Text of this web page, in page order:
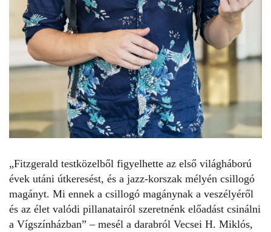
„Fitzgerald testközelből figyelhette az első világháború
évek utáni útkeresést, és a jazz-korszak mélyén csillogó
magányt. Mi ennek a csillogó magánynak a veszélyéről
és az élet valódi pillanatairól szeretnénk előadást csinálni
a Vígszínházban” – mesél a darabról Vecsei H. Miklós,